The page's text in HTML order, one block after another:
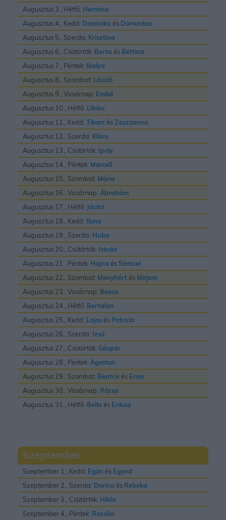
Augusztus 3., Hétfő: Hermina
Augusztus 4., Kedd: Dominika és Domonkos
Augusztus 5., Szerda: Krisztina
Augusztus 6., Csütörtök: Berta és Bettina
Augusztus 7., Péntek: Ibolya
Augusztus 8., Szombat: László
Augusztus 9., Vasárnap: Emõd
Augusztus 10., Hétfő: Lõrinc
Augusztus 11., Kedd: Tiborc ésZsuzsanna
Augusztus 12., Szerda: Klára
Augusztus 13., Csütörtök: Ipoly
Augusztus 14., Péntek: Marcell
Augusztus 15., Szombat: Mária
Augusztus 16., Vasárnap: Ábrahám
Augusztus 17., Hétfő: Jácint
Augusztus 18., Kedd: Ilona
Augusztus 19., Szerda: Huba
Augusztus 20., Csütörtök: István
Augusztus 21., Péntek: Hajna és Sémuel
Augusztus 22., Szombat: Menyhért és Mirjam
Augusztus 23., Vasárnap: Bence
Augusztus 24., Hétfő: Bertalan
Augusztus 25., Kedd: Lajos és Patricia
Augusztus 26., Szerda: Izsó
Augusztus 27., Csütörtök: Gáspár
Augusztus 28., Péntek: Ágoston
Augusztus 29., Szombat: Beatrix és Erna
Augusztus 30., Vasárnap: Rózsa
Augusztus 31., Hétfő: Bella és Erikaa
Szeptember
Szeptember 1., Kedd: Egon és Egyed
Szeptember 2., Szerda: Dorina és Rebeka
Szeptember 3., Csütörtök: Hilda
Szeptember 4., Péntek: Rozália